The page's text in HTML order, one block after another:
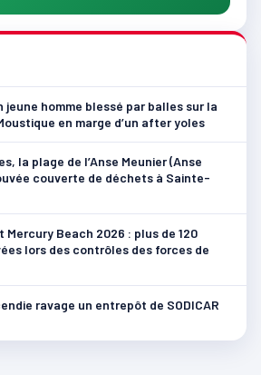
jeune homme blessé par balles sur la
en marge d’un after yoles
la plage de l’Anse Meunier (Anse
couverte de déchets à Sainte-
Mercury Beach 2026 : plus de 120
lors des contrôles des forces de
ravage un entrepôt de SODICAR